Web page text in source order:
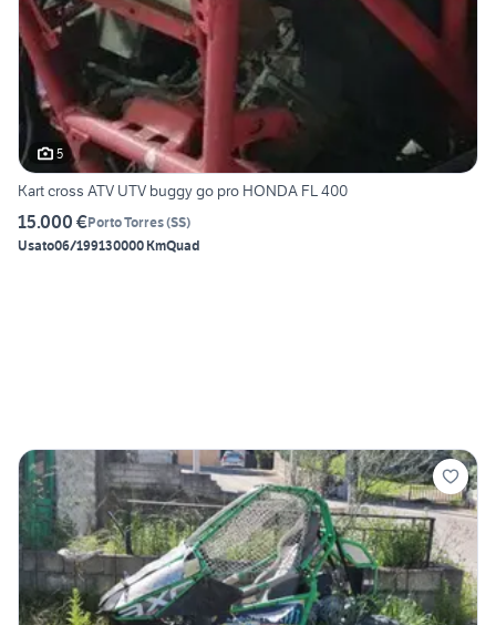
5
Kart cross ATV UTV buggy go pro HONDA FL 400
15.000 €Porto Torres(SS)
Usato06/199130000 KmQuad